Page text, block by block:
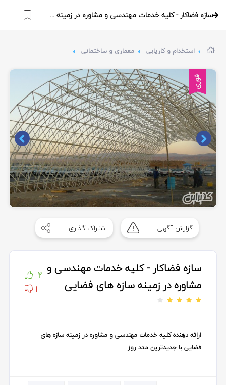
سازه فضاکار - کلیه خدمات مهندسی و مشاوره در زمینه سازه های فضایی
استخدام و کاریابی معماری و ساختمانی
فوری
گزارش آگهی اشتراک گذاری
سازه فضاکار - کلیه خدمات مهندسی و
مشاوره در زمینه سازه های فضایی
2
1
ارائه دهنده کلیه خدمات مهندسی و مشاوره در زمینه سازه های
فضایی با جدیدترین متد روز